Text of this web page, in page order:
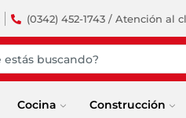
(0342) 452-1743 / Atención al
Cocina Construcción